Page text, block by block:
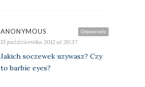
Odpowiedz
ANONYMOUS
15 października 2012 at 20:37
Jakich soczewek uzywasz? Czy
to barbie eyes?